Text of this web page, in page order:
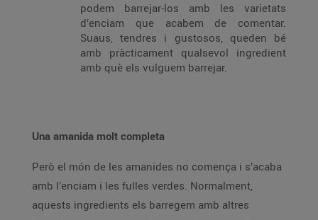
podem barrejar-los amb les varietats
d’enciam que acabem de comentar.
Suaus, tendres i gustosos, queden bé
amb pràcticament qualsevol ingredient
amb què els vulguem barrejar.
Una amanida molt completa
Però el món de les amanides no comença i s’acaba
amb l’enciam i les fulles verdes. Normalment,
aquests ingredients els barregem amb altres